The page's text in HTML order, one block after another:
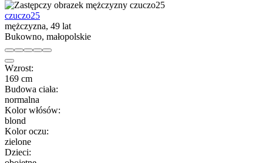
czuczo25
mężczyzna, 49 lat
Bukowno, małopolskie
Wzrost:
169 cm
Budowa ciała:
normalna
Kolor włósów:
blond
Kolor oczu:
zielone
Dzieci: